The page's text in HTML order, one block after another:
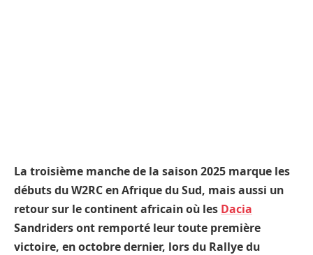
La troisième manche de la saison 2025 marque les
débuts du W2RC en Afrique du Sud, mais aussi un
retour sur le continent africain où les Dacia
Sandriders ont remporté leur toute première
victoire, en octobre dernier, lors du Rallye du